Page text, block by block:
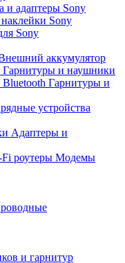
и адаптеры Sony
Sony
Sony
аккумулятор
Гарнитуры и наушники
Гарнитуры и
устройства
Адаптеры и
Модемы